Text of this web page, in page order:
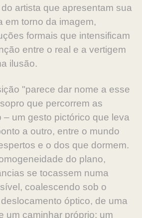
artista que apresentam sua
em torno da imagem,
formais que intensificam
entre o real e a vertigem
ilusão.
"parece dar nome a esse
que percorrem as
– um gesto pictórico que leva
a outro, entre o mundo
e o dos que dormem.
do plano,
se tocassem numa
coalescendo sob o
óptico, de uma
um caminhar próprio: um